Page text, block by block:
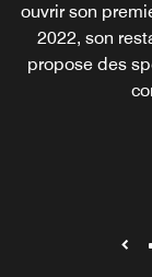
ouvrir son
2022, son
propose des
Ce restaurant
l'élégance de
Les murs
l'hôtel est une
un repas, un
Paris. Des